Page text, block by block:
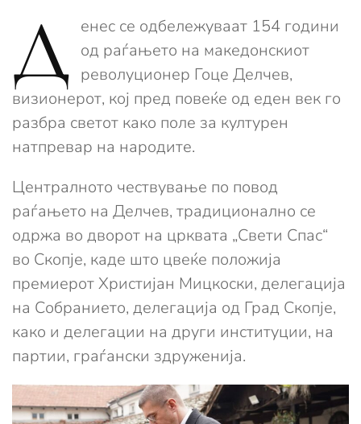
Д енес се одбележуваат 154 години
од раѓањето на македонскиот
револуционер Гоце Делчев,
визионерот, кој пред повеќе од еден век го
разбра светот како поле за културен
натпревар на народите.
Централното чествување по повод
раѓањето на Делчев, традиционално се
одржа во дворот на црквата „Свети Спас“
во Скопје, каде што цвеќе положија
премиерот Христијан Мицкоски, делегација
на Собранието, делегација од Град Скопје,
како и делегации на други институции, на
партии, граѓански здруженија.